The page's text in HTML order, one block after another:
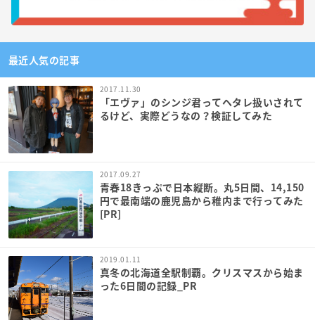
最近人気の記事
2017.11.30
「エヴァ」のシンジ君ってヘタレ扱いされて
るけど、実際どうなの？検証してみた
2017.09.27
青春18きっぷで日本縦断。丸5日間、14,150
円で最南端の鹿児島から稚内まで行ってみた
[PR]
2019.01.11
真冬の北海道全駅制覇。クリスマスから始ま
った6日間の記録_PR